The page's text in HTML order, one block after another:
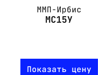
ММП-Ирбис
МС15У
Показать цену